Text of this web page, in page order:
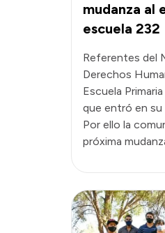
mudanza al
escuela 232
Referentes del
Derechos
Escuela
que entró en
Por ello la
próxima